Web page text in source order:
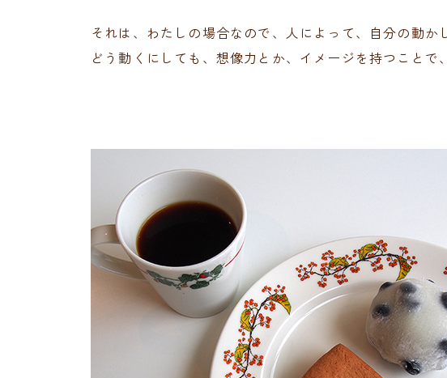
それは、わたしの場合なので、人によって、自分の動か
どう動くにしても、想像力とか、イメージを持つことで